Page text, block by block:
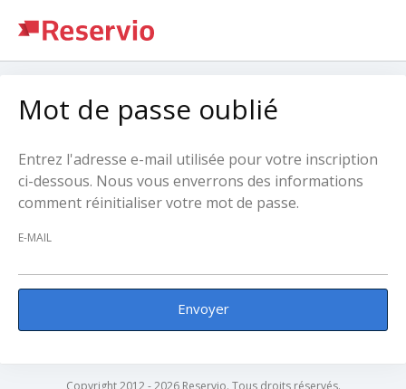
Mot de passe oublié
Entrez l'adresse e-mail utilisée pour votre inscription
ci-dessous. Nous vous enverrons des informations
comment réinitialiser votre mot de passe.
E-MAIL
Envoyer